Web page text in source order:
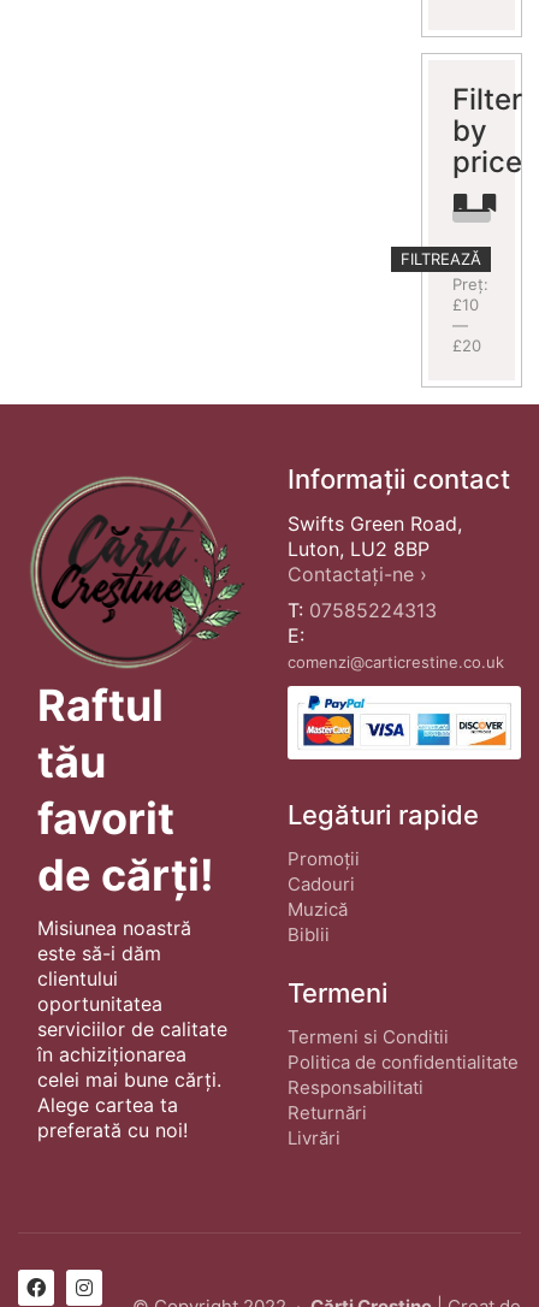
Filter
by
price
Preț
minim
Preț
maxim
FILTREAZĂ
Preț:
£10
—
£20
Raftul
tău
favorit
de cărți!
Misiunea noastră
este să-i dăm
clientului
oportunitatea
serviciilor de calitate
în achiziționarea
celei mai bune cărți.
Alege cartea ta
preferată cu noi!
Informații contact
Swifts Green Road,
Luton, LU2 8BP
Contactați-ne ›
T: 07585224313
E:
comenzi@carticrestine.co.uk
Legături rapide
Promoții
Cadouri
Muzică
Biblii
Termeni
Termeni si Conditii
Politica de confidentialitate
Responsabilitati
Returnări
Livrări